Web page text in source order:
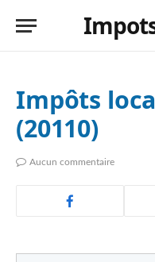
Impôts
(20110)
Aucun commentaire